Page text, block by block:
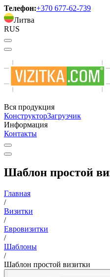
Телефон:+370 677-62-739
Литва
RUS
Вся продукция
КонструкторЗагрузчик
Информация
Контакты
Шаблон простой
Главная
/
Визитки
/
Евровизитки
/
Шаблоны
/
Шаблон простой визитки